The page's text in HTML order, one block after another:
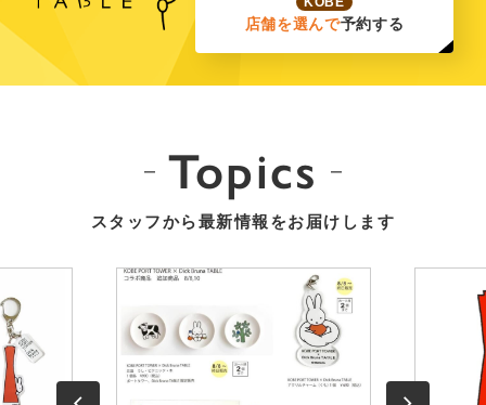
店舗を選んで予約する
Topics
スタッフから最新情報をお届けします